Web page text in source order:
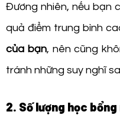
Đương nhiên, nếu bạn
quả điểm trung bình
của bạn, nên cũng
tránh những suy nghĩ
2. Số lượng học